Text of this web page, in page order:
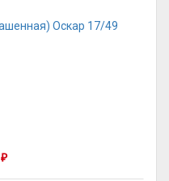
₽